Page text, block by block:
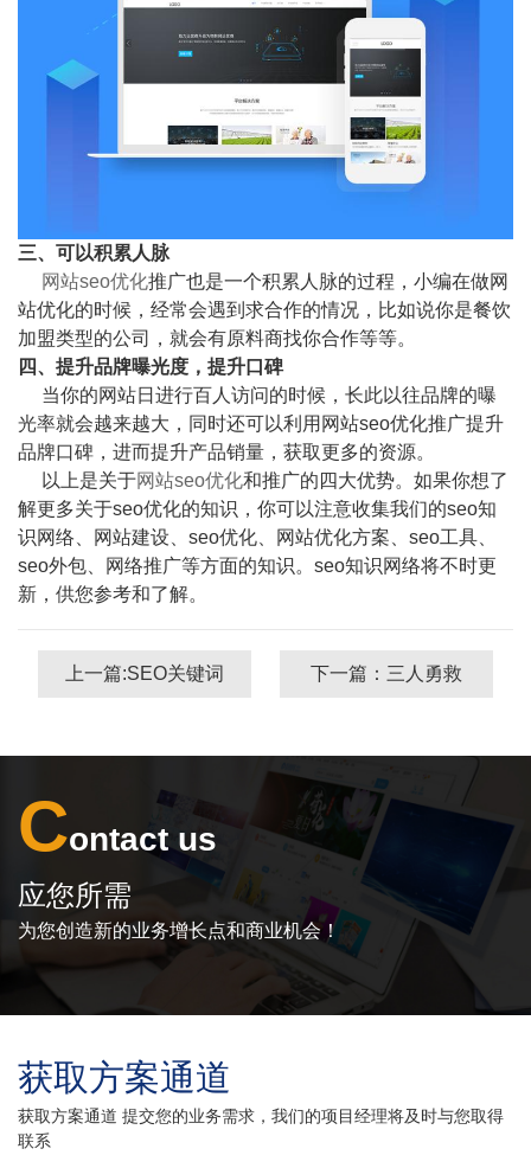
三、可以积累人脉
网站seo优化推广也是一个积累人脉的过程，小编在做网
站优化的时候，经常会遇到求合作的情况，比如说你是餐饮
加盟类型的公司，就会有原料商找你合作等等。
四、提升品牌曝光度，提升口碑
当你的网站日进行百人访问的时候，长此以往品牌的曝
光率就会越来越大，同时还可以利用网站seo优化推广提升
品牌口碑，进而提升产品销量，获取更多的资源。
以上是关于网站seo优化和推广的四大优势。如果你想了
解更多关于seo优化的知识，你可以注意收集我们的seo知
识网络、网站建设、seo优化、网站优化方案、seo工具、
seo外包、网络推广等方面的知识。seo知识网络将不时更
新，供您参考和了解。
上一篇:SEO关键词 下一篇：三人勇救
Contact us
应您所需
为您创造新的业务增长点和商业机会！
获取方案通道
获取方案通道 提交您的业务需求，我们的项目经理将及时与您取得
联系